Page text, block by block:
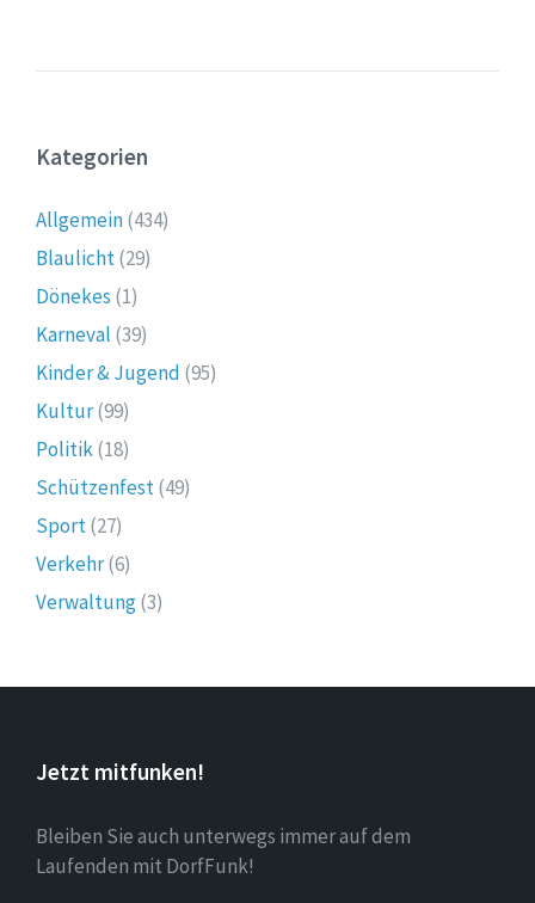
Kategorien
Allgemein(434)
Blaulicht(29)
Dönekes (1)
Karneval (39)
Kinder & Jugend (95)
Kultur(99)
Politik(18)
Schützenfest(49)
Sport(27)
Verkehr(6)
Verwaltung(3)
Jetzt mitfunken!
Bleiben Sie auch unterwegs immer auf dem
Laufenden mit DorfFunk!